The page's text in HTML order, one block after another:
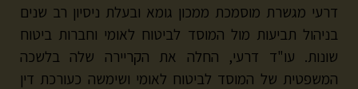
דרעי מגשרת מוסמכת ממכון גומא ובעלת ניסיון רב שנים
בניהול תביעות מול המוסד לביטוח לאומי וחברות ביטוח
שונות. עו"ד דרעי, החלה את הקריירה שלה בלשכה
המשפטית של המוסד לביטוח לאומי ושימשה כעורכת דין